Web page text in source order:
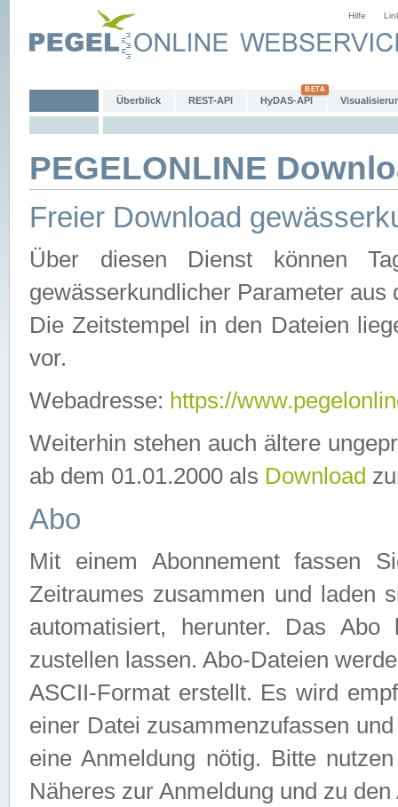
Hilfe
Überblick REST-API HyDAS-API
PEGELONLINE
Freier Download
Über diesen Dienst können
gewässerkundlicher Parameter aus
Die Zeitstempel in den Dateien
vor.
Webadresse: https://
Weiterhin stehen auch ältere
ab dem 01.01.2000 als Download
Abo
Mit einem Abonnement fassen
Zeitraumes zusammen und laden
automatisiert, herunter. Das
zustellen lassen. Abo-Dateien
ASCII-Format erstellt. Es wird
einer Datei zusammenzufassen
eine Anmeldung nötig. Bitte
Näheres zur Anmeldung und zu